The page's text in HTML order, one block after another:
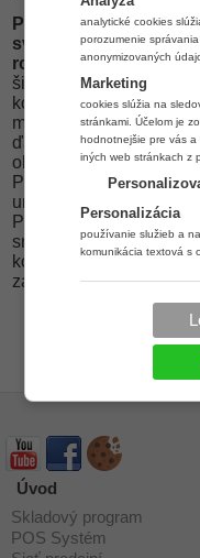
Pokladnica aj napriek
svojim kompaktným
rozmeromponúka
široké možnosti
komunikácie a
možnosti rozšírenia o
ďalšie prídavné
obchodné zariadenia.
Pokladnica štandardne
umožňuje pripojenie k
PC, pripojenie
snímača čiarových
kódov, peňažnej
zásuvky.
Úvod
Skladový program
POS Systém
analytické cookies
porozumenie
anonymizovaných
Marketing
cookies slúžia na
stránkami. Účelom je
hodnotnejšie pre vás a
iných web stránkach z
Personalizácia
používanie služieb a
komunikácia textová s